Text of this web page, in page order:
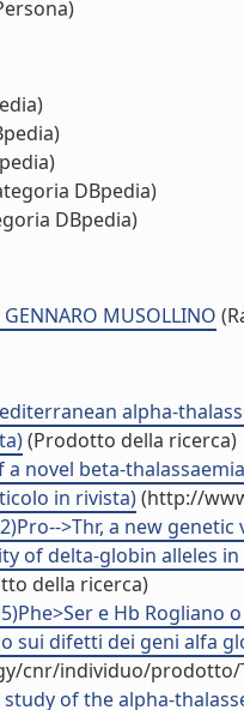
DBpedia)
DBpedia)
MUSOLLINO
alpha-
(Prodotto della ricerca)
a novel beta-
in rivista)(http://
>Thr, a new
of delta-globin alleles
della ricerca)
e Hb
sui difetti dei geni alfa
cnr/individuo/prodotto/
of the alpha-